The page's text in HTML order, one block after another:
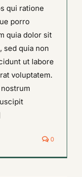
qui ratione
porro
quia dolor sit
sed quia non
ut labore
voluptatem.
0